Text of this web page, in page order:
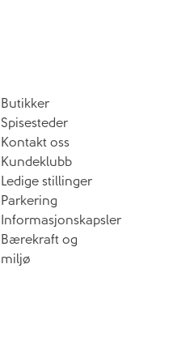
Butikker
Spisesteder
Kontakt oss
Kundeklubb
Ledige stillinger
Parkering
Informasjonskapsler
Bærekraft og
miljø